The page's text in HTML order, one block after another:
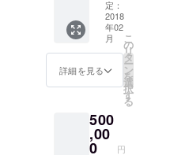
ホップ
の摘み
取り体
験＆
ビール
飲み放
題の
キャン
す。 ・
醸造所
内の壁
セット
プレゼ
ント ・
記念す
べき
ファー
スト
バッチ
バーと
飲む食
事会に2
定：
2018
年02
月
詳細を見る
こ
の
リ
タ
ー
ン
を
選
択
す
る
500
,00
0 円